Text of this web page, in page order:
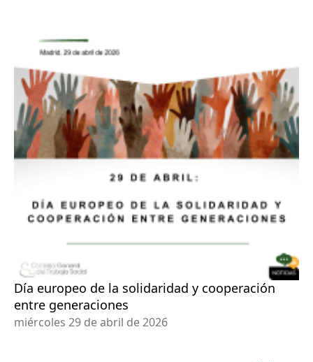
Día europeo de la solidaridad y cooperación
entre generaciones
miércoles 29 de abril de 2026